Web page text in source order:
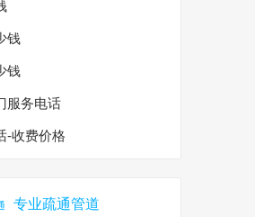
钱
钱
服务电话
-收费价格
专业疏通管道